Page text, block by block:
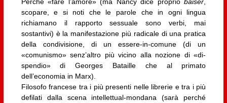
scopare, e si noti che le parole che in ogni lingua
richiamano il rapporto sessuale sono verbi, mai
sostantivi) è la manifestazione più radi­cale di una pratica
della condivisione, di un essere-in-comune (di un
«comunismo» senz’altro più vicino alla nozione di «di­
spendio» di Georges Bataille che al prima­to
dell’economia in Marx).
Filosofo francese tra i più presenti nelle librerie e tra i più
defilati dalla scena intel­lettual-mondana (sarà perché